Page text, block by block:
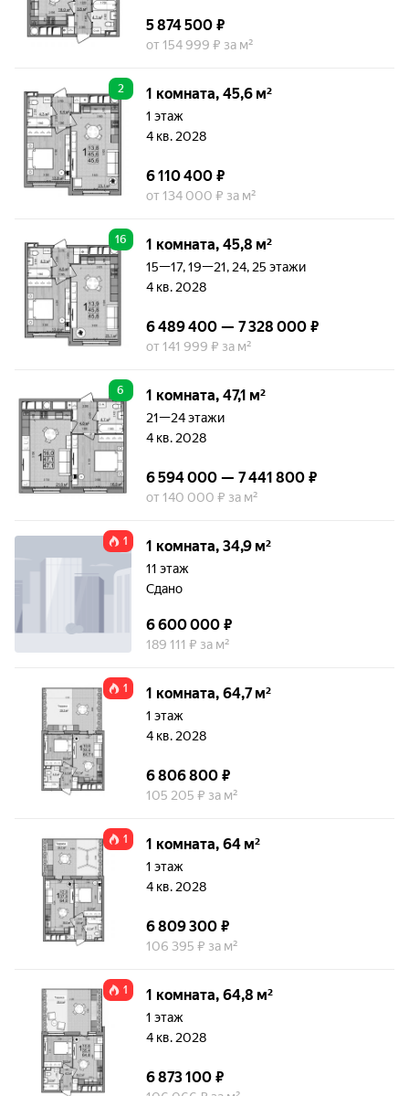
5 874 500 ₽
от 154 999 ₽ за м²
2 1 комната, 45,6 м²
1 этаж
4 кв. 2028
6 110 400 ₽
от 134 000 ₽ за м²
16 1 комната, 45,8 м²
15—17, 19—21, 24, 25 этажи
4 кв. 2028
6 489 400 — 7 328 000 ₽
от 141 999 ₽ за м²
6 1 комната, 47,1 м²
21—24 этажи
4 кв. 2028
6 594 000 — 7 441 800 ₽
от 140 000 ₽ за м²
1 1 комната, 34,9 м²
11 этаж
Сдано
6 600 000 ₽
189 111 ₽ за м²
1 1 комната, 64,7 м²
1 этаж
4 кв. 2028
6 806 800 ₽
105 205 ₽ за м²
1 1 комната, 64 м²
1 этаж
4 кв. 2028
6 809 300 ₽
106 395 ₽ за м²
1 1 комната, 64,8 м²
1 этаж
4 кв. 2028
6 873 100 ₽